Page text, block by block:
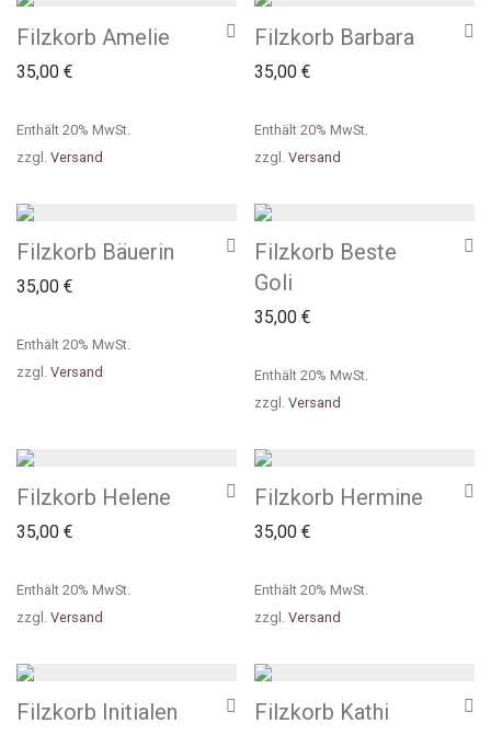
Filzkorb Amelie
35,00 €
Enthält 20% MwSt.
zzgl. Versand
Filzkorb Barbara
35,00 €
Enthält 20% MwSt.
zzgl. Versand
Filzkorb Bäuerin
35,00 €
Enthält 20% MwSt.
zzgl. Versand
Filzkorb Beste
Goli
35,00 €
Enthält 20% MwSt.
zzgl. Versand
Filzkorb Helene
35,00 €
Enthält 20% MwSt.
zzgl. Versand
Filzkorb Hermine
35,00 €
Enthält 20% MwSt.
zzgl. Versand
Filzkorb Initialen Filzkorb Kathi